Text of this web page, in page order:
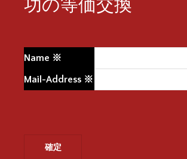
Name ※
Mail-Address ※